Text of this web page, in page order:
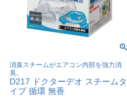
消臭スチームがエアコン内部を強力消
臭。
D217 ドクターデオ スチームタ
イプ 循環 無香